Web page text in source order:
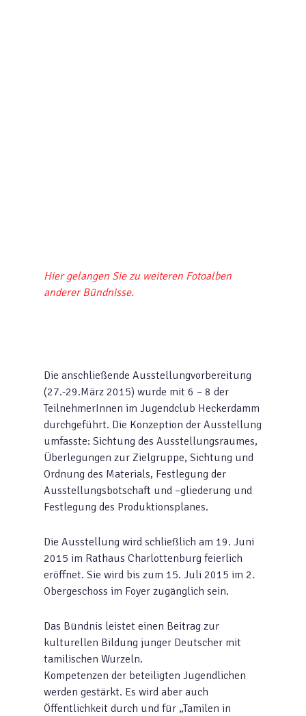
Hier gelangen Sie zu weiteren Fotoalben
anderer Bündnisse.
Die anschließende Ausstellungvorbereitung
(27.-29.März 2015) wurde mit 6 – 8 der
TeilnehmerInnen im Jugendclub Heckerdamm
durchgeführt. Die Konzeption der Ausstellung
umfasste: Sichtung des Ausstellungsraumes,
Überlegungen zur Zielgruppe, Sichtung und
Ordnung des Materials, Festlegung der
Ausstellungsbotschaft und –gliederung und
Festlegung des Produktionsplanes.
Die Ausstellung wird schließlich am 19. Juni
2015 im Rathaus Charlottenburg feierlich
eröffnet. Sie wird bis zum 15. Juli 2015 im 2.
Obergeschoss im Foyer zugänglich sein.
Das Bündnis leistet einen Beitrag zur
kulturellen Bildung junger Deutscher mit
tamilischen Wurzeln.
Kompetenzen der beteiligten Jugendlichen
werden gestärkt. Es wird aber auch
Öffentlichkeit durch und für „Tamilen in